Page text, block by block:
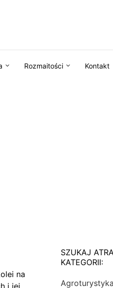
Rozmaitości Kontakt
na
SZUKAJ
KATEGORII: